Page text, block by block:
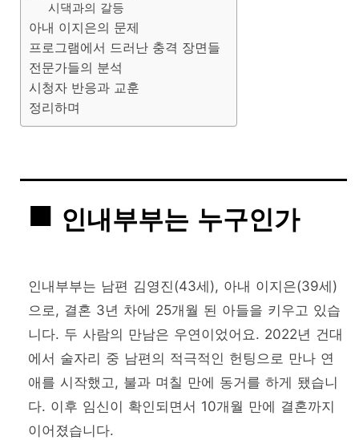
시댁과의 갈등
아내 이지은의 문제
프로그램에서 드러난 충격 장면들
전문가들의 분석
시청자 반응과 교훈
정리하며
인내부부는 누구인가
인내부부는 남편 김영진(43세), 아내 이지은(39세)
으로, 결혼 3년 차에 25개월 된 아들을 키우고 있습
니다. 두 사람의 만남은 우연이었어요. 2022년 건대
에서 술자리 중 남편의 적극적인 헌팅으로 만나 연
애를 시작했고, 불과 며칠 만에 동거를 하게 됐습니
다. 이후 임신이 확인되면서 10개월 만에 결혼까지
이어졌습니다.